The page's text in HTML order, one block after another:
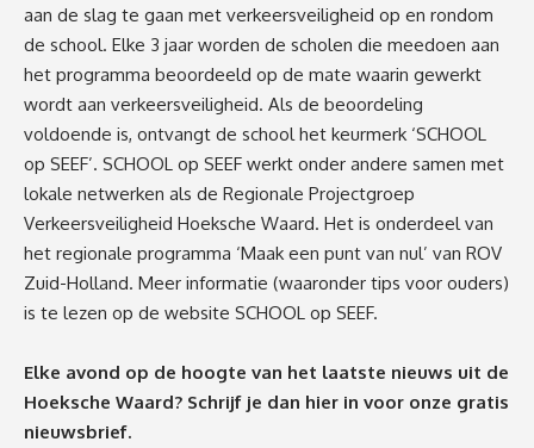
aan de slag te gaan met verkeersveiligheid op en rondom
de school. Elke 3 jaar worden de scholen die meedoen aan
het programma beoordeeld op de mate waarin gewerkt
wordt aan verkeersveiligheid. Als de beoordeling
voldoende is, ontvangt de school het keurmerk ‘SCHOOL
op SEEF’. SCHOOL op SEEF werkt onder andere samen met
lokale netwerken als de Regionale Projectgroep
Verkeersveiligheid Hoeksche Waard. Het is onderdeel van
het regionale programma ‘Maak een punt van nul’ van ROV
Zuid-Holland. Meer informatie (waaronder tips voor ouders)
is te lezen op de website SCHOOL op SEEF.
Elke avond op de hoogte van het laatste nieuws uit de
Hoeksche Waard? Schrijf je dan hier in voor onze gratis
nieuwsbrief.